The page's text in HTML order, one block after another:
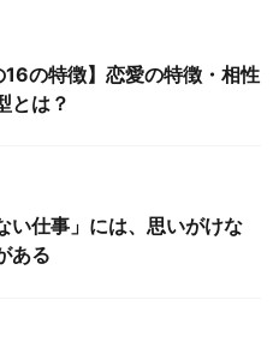
16の特徴】恋愛の特徴・相性
とは？
い仕事」には、思いがけな
ある